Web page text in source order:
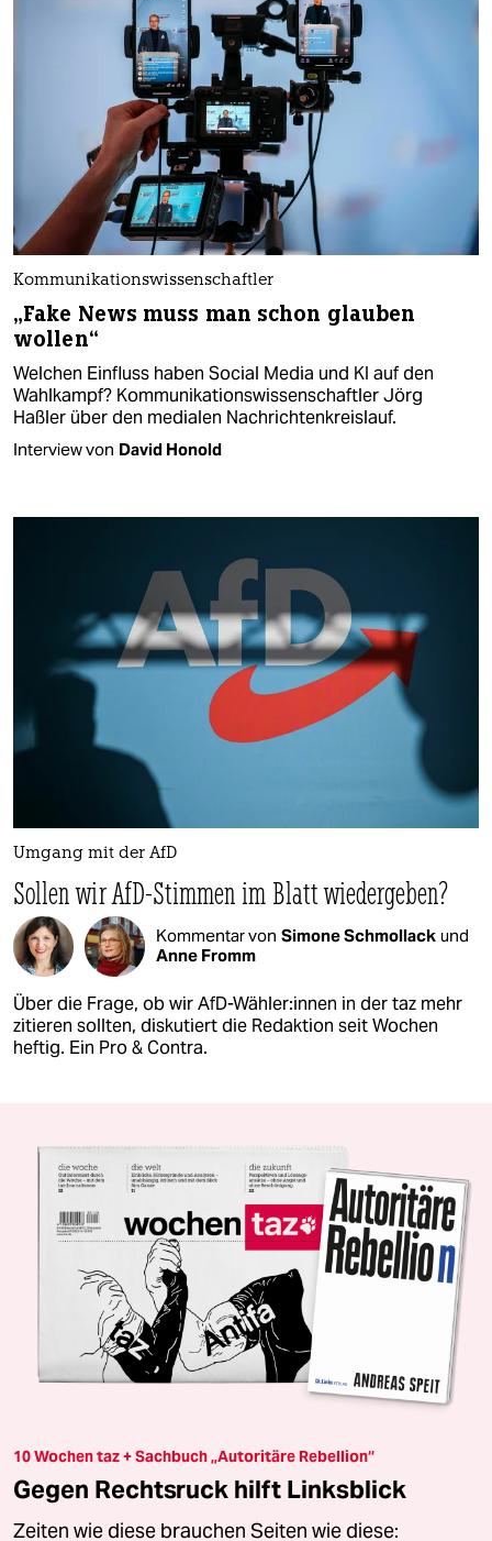
Kommunikationswissenschaftler
„Fake News muss man schon glauben
wollen“
Welchen Einfluss haben Social Media und KI auf den
Wahlkampf? Kommunikationswissenschaftler Jörg
Haßler über den medialen Nachrichtenkreislauf.
Interview von David Honold
Umgang mit der AfD
Sollen wir AfD-Stimmen im Blatt wiedergeben?
Kommentar von Simone Schmollack und
Anne Fromm
Über die Frage, ob wir AfD-Wähler:innen in der taz mehr
zitieren sollten, diskutiert die Redaktion seit Wochen
heftig. Ein Pro & Contra.
10 Wochen taz + Sachbuch „Autoritäre Rebellion“
Gegen Rechtsruck hilft Linksblick
Zeiten wie diese brauchen Seiten wie diese: